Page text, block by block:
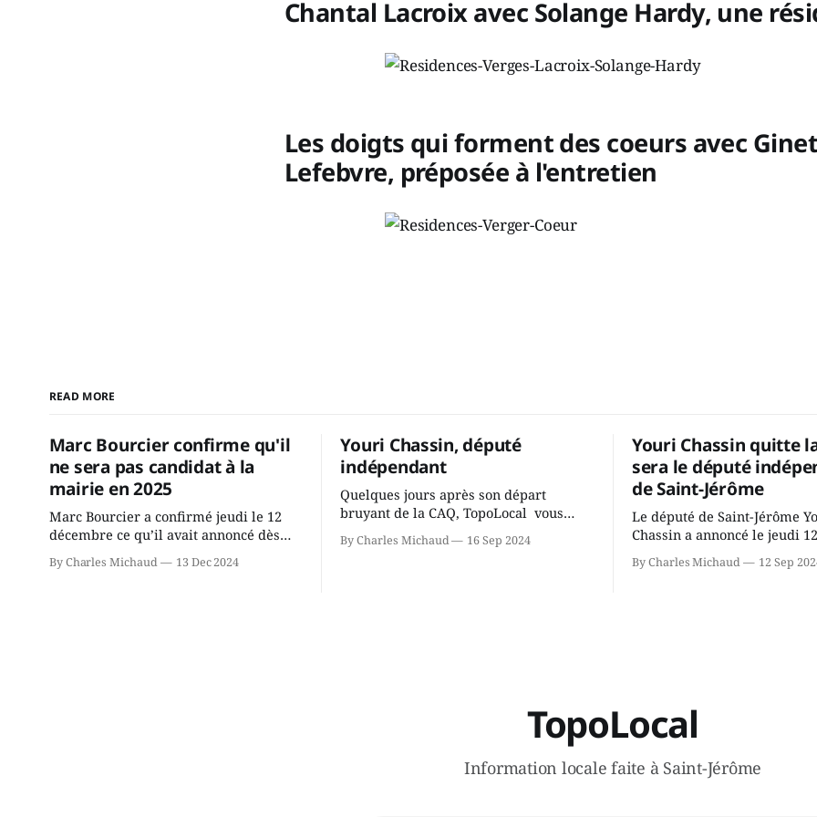
Chantal Lacroix avec Solange Hardy, une
Les doigts qui forment des coeurs avec
Lefebvre, préposée à l'entretien
READ MORE
Marc Bourcier confirme qu'il
ne sera pas candidat à la
mairie en 2025
Marc Bourcier a confirmé jeudi le 12
décembre ce qu’il avait annoncé dès
2021: il ne sollicitera pas de deuxième
mandat à titre de maire de Saint-
By Charles Michaud 13 Dec 2024
Youri Chassin, député
indépendant
Quelques jours après son départ
bruyant de la CAQ, TopoLocal vous
présente une conversation avec Youri
Chassin. Nous avons causé de sa
By Charles Michaud 16 Sep 2024
Youri Chassin quitte
sera le député
de Saint-Jérôme
Le député de Saint-Jérôme
Chassin a annoncé le jeudi 12
septembre qu'il quitte le
Coalition Avenir Québec de
By Charles Michaud 12 Sep
TopoLocal
Information locale faite à Saint-Jérôme